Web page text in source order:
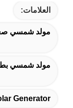
العلامات:
مولد شمسي
مولد شمسي بطارية الليثيوم بقوة 300 واط,مولد شمسي
Generator